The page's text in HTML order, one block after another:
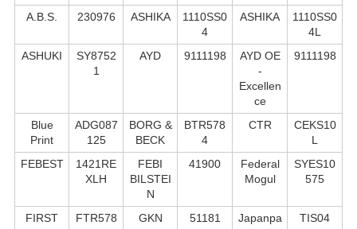
A.B.S. 230976 ASHIKA
1110SS0
4
ASHIKA
1110SS0
4L
ASHUKI
SY8752
1
AYD 9111198
AYD OE
-
Excellen
ce
9111198
Blue
Print
ADG087
125
BORG &
BECK
BTR578
4
CTR
CEKS10
L
FEBEST
1421RE
XLH
FEBI
BILSTEI
N
41900
Federal
Mogul
SYES10
575
FIRST
FTR578
GKN 51181
Japanpa
TIS04